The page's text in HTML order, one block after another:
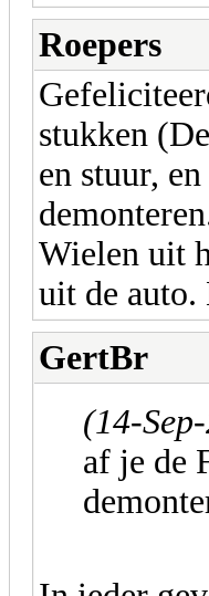
Roepers
stukken
en stuur,
Wielen uit
uit de auto.
GertBr
(14-
af je de